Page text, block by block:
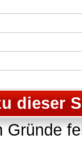
dieser
Gründe